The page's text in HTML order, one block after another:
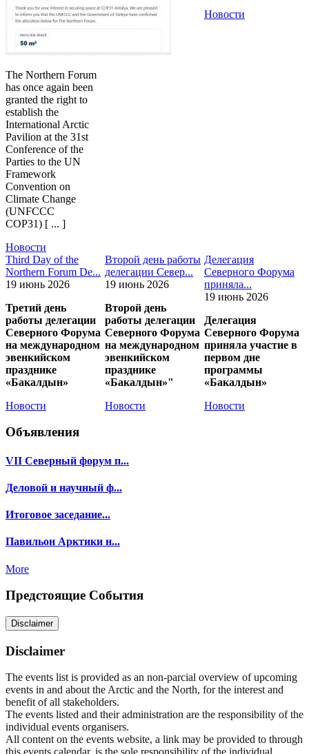
The Northern Forum
has once again been
granted the right to
establish the
International Arctic
Pavilion at the 31st
Conference of the
Parties to the UN
Framework
Convention on
Climate Change
(UNFCCC
COP31) [ ... ]
Новости
Новости
Third Day of the
Northern Forum De...
19 июнь 2026
Третий день
работы делегации
Северного Форума
на международном
эвенкийском
празднике
«Бакалдын»
Новости
Второй день работы
делегации Север...
19 июнь 2026
Второй день
работы делегации
Северного Форума
на международном
эвенкийском
празднике
«Бакалдын»"
Новости
Делегация
Северного Форума
приняла...
19 июнь 2026
Делегация
Северного Форума
приняла участие в
первом дне
программы
«Бакалдын»
Новости
Объявления
VII Северный форум п...
Деловой и научный ф...
Итоговое заседание...
Павильон Арктики н...
More
Предстоящие События
Disclaimer
Disclaimer
The events list is provided as an non-parcial overview of upcoming
events in and about the Arctic and the North, for the interest and
benefit of all stakeholders.
The events listed and their administration are the responsibility of the
individual events organisers.
All content on the events website, a link may be provided to through